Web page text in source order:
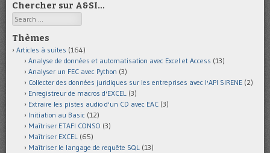
Chercher sur A&SI…
Search
Thèmes
Articles à suites (164)
Analyse de données et automatisation avec Excel et Access (13)
Analyser un FEC avec Python (3)
Collecter des données juridiques sur les entreprises avec l'API SIRENE (2)
Enregistreur de macros d'EXCEL (3)
Extraire les pistes audio d'un CD avec EAC (3)
Initiation au Basic (12)
Maîtriser ETAFI CONSO (3)
Maîtriser EXCEL (65)
Maîtriser le langage de requête SQL (13)